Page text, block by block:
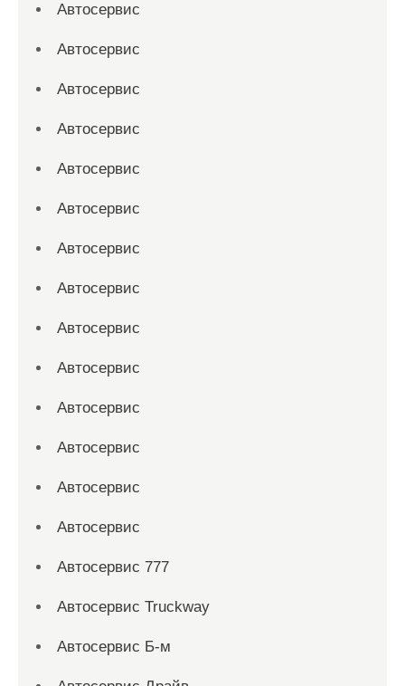
Автосервис
Автосервис
Автосервис
Автосервис
Автосервис
Автосервис
Автосервис
Автосервис
Автосервис
Автосервис
Автосервис
Автосервис
Автосервис
Автосервис
Автосервис 777
Автосервис Truckway
Автосервис Б-м